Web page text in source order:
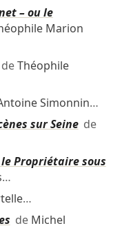
– ou le
Marion
deThéophile
Simonnin…
sur Seinede
Propriétaire sous
…
…
de Michel